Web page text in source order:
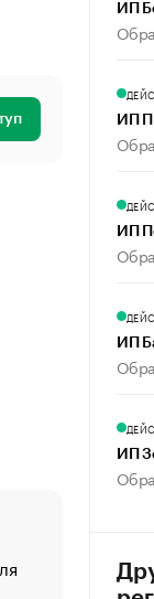
«От
создавшей
ИП
ИП
ИП
ИП
ИП